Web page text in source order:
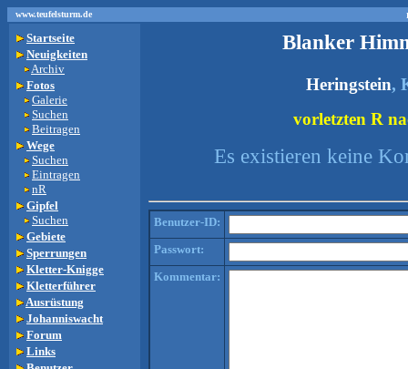
www.teufelsturm.de
Startseite
Neuigkeiten
Archiv
Fotos
Galerie
Suchen
Beitragen
Wege
Suchen
Eintragen
nR
Gipfel
Suchen
Gebiete
Sperrungen
Kletter-Knigge
Kletterführer
Ausrüstung
Johanniswacht
Forum
Links
Blanker
Heringstein,
vorletzten R
Es existieren keine
Benutzer-ID:
Passwort:
Kommentar: